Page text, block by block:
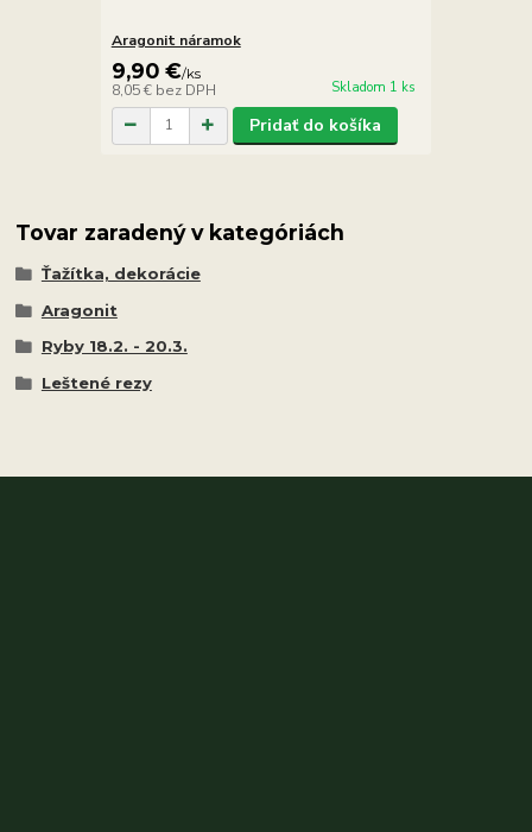
Aragonit náramok
9,90 €/ks
8,05 € bez DPH Skladom 1 ks
Pridať do košíka
Tovar zaradený v kategóriách
Ťažítka, dekorácie
Aragonit
Ryby 18.2. - 20.3.
Leštené rezy